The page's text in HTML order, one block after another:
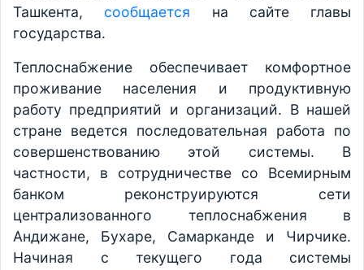
Ташкента, сообщается на сайте главы
государства.
Теплоснабжение обеспечивает комфортное
проживание населения и продуктивную
работу предприятий и организаций. В нашей
стране ведется последовательная работа по
совершенствованию этой системы. В
частности, в сотрудничестве со Всемирным
банком реконструируются сети
централизованного теплоснабжения в
Андижане, Бухаре, Самарканде и Чирчике.
Начиная с текущего года системы